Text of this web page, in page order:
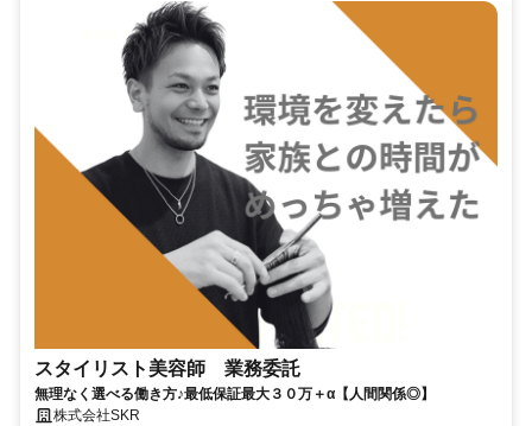
スタイリスト美容師 業務委託
無理なく選べる働き方♪最低保証最大３０万＋α【人間関係◎】
株式会社SKR